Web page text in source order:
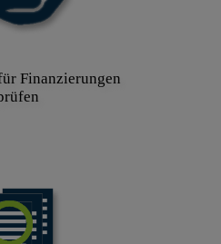
Finanzierungen